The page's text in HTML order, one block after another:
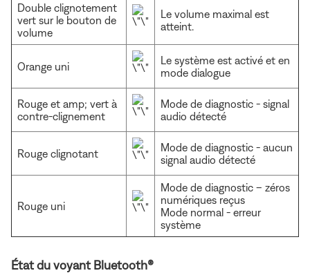
Double clignotement
vert sur le bouton de
volume
Le volume maximal est
atteint.
Orange uni
Le système est activé et en
mode dialogue
Rouge et amp; vert à
contre-clignement
Mode de diagnostic - signal
audio détecté
Rouge clignotant
Mode de diagnostic - aucun
signal audio détecté
Rouge uni
Mode de diagnostic – zéros
numériques reçus
Mode normal - erreur
système
État du voyant Bluetooth®